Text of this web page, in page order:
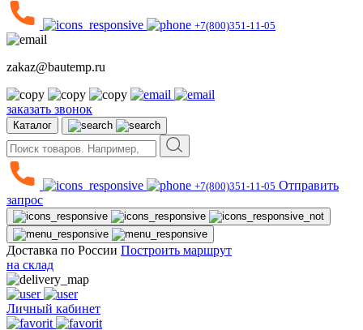
+7(800)351-11-05
zakaz@bautemp.ru
заказать звонок
Каталог
+7(800)351-11-05 Отправить
запрос
Доставка по России Построить маршрут
на склад
Личный кабинет